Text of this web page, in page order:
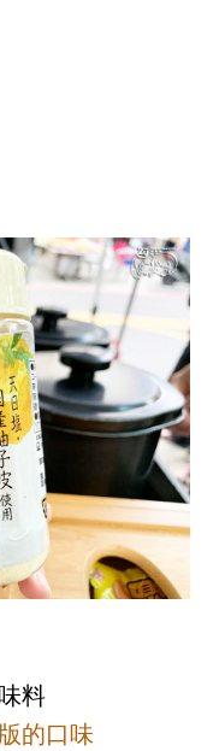
料
的口味